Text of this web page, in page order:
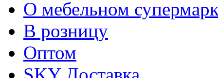
О мебельном
В розницу
Оптом